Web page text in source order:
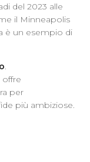
del 2023 alle
il Minneapolis
è un esempio di
.
offre
per
più ambiziose.